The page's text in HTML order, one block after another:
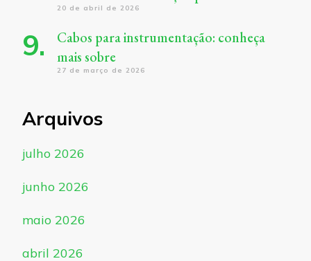
20 de abril de 2026
Cabos para instrumentação: conheça
mais sobre
27 de março de 2026
Arquivos
julho 2026
junho 2026
maio 2026
abril 2026